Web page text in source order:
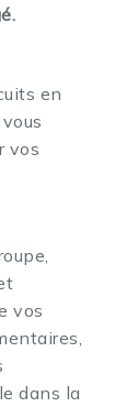
en
vos
vos
dans la